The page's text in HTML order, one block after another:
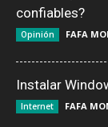
confiables?
Opinión FAFA
Instalar
Internet FAFA